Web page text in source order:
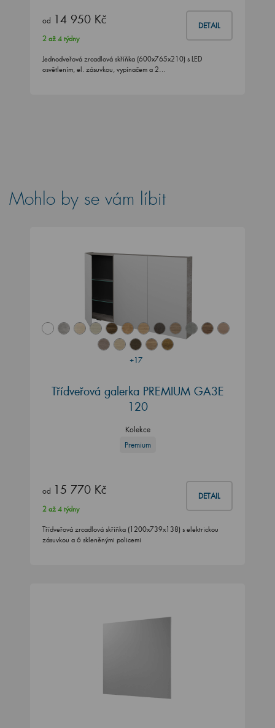
od 14 950 Kč DETAIL
2 až 4 týdny
Jednodveřová zrcadlová skříňka (600x765x210) s LED
osvětlením, el. zásuvkou, vypínačem a 2…
Mohlo by se vám líbit
+17
Třídveřová galerka PREMIUM GA3E
120
Kolekce
Premium
od 15 770 Kč DETAIL
2 až 4 týdny
Třídveřová zrcadlová skříňka (1200x739x138) s elektrickou
zásuvkou a 6 skleněnými policemi